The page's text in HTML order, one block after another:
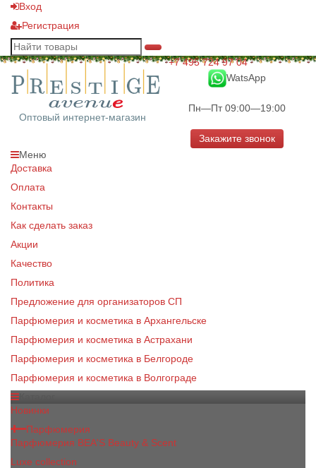
Вход
Регистрация
Оптовый интернет-магазин
+7 495 724 97 04
WatsApp
Пн—Пт 09:00—19:00
Закажите звонок
Меню
Доставка
Оплата
Контакты
Как сделать заказ
Акции
Качество
Политика
Предложение для организаторов СП
Парфюмерия и косметика в Архангельске
Парфюмерия и косметика в Астрахани
Парфюмерия и косметика в Белгороде
Парфюмерия и косметика в Волгограде
Новинки
Парфюмерия
Парфюмерия BEA'S Beauty & Scent
Luxe collection